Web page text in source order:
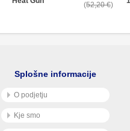
52,20 €
Splošne informacije
O podjetju
Kje smo